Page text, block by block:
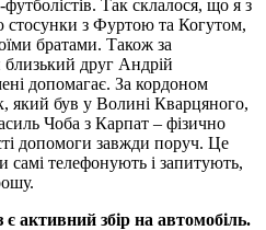
Так склалося, що я з
стосунки з Фуртою та Когутом,
братами. Також за
близький друг Андрій
допомагає. За кордоном
був у Волині Кварцяного,
Чоба з Карпат – фізично
допомоги завжди поруч. Це
самі телефонують і запитують,
є активний збір на автомобіль.